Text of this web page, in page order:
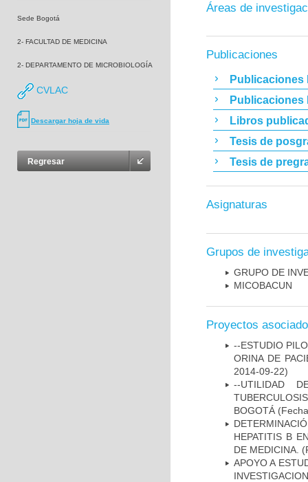
Sede Bogotá
2- FACULTAD DE MEDICINA
2- DEPARTAMENTO DE MICROBIOLOGÍA
CVLAC
Descargar hoja de vida
Regresar
Áreas de
Publicaciones
Publicaciones
Publicaciones
Libros
Tesis de
Tesis de
Asignaturas
Grupos de
GRUPO DE
MICOBAC­UN
Proyectos
--ESTUDIO
ORINA DE
2014-09-22)
--UTILIDAD
BOGOTÁ
HEPATITIS B
DE MEDICINA.
APOYO A